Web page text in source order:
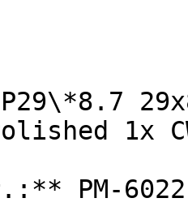
1x
PM-